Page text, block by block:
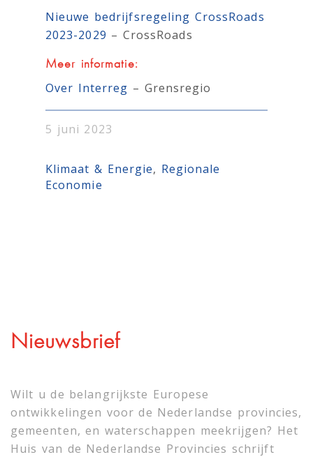
Nieuwe bedrijfsregeling CrossRoads
2023-2029 – CrossRoads
Meer informatie:
Over Interreg – Grensregio
5 juni 2023
Klimaat & Energie, Regionale
Economie
Nieuwsbrief
Wilt u de belangrijkste Europese
ontwikkelingen voor de Nederlandse provincies,
gemeenten, en waterschappen meekrijgen? Het
Huis van de Nederlandse Provincies schrijft